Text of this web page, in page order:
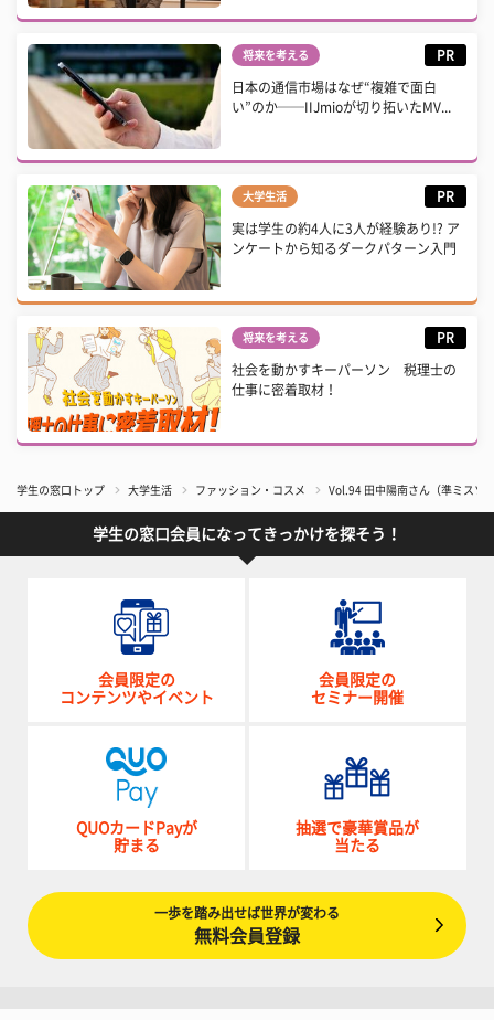
将来を考える PR
日本の通信市場はなぜ“複雑で面白
い”のか──IIJmioが切り拓いたMV...
大学生活 PR
実は学生の約4人に3人が経験あり!? ア
ンケートから知るダークパターン入門
将来を考える PR
社会を動かすキーパーソン 税理士の
仕事に密着取材！
学生の窓口トップ 大学生活 ファッション・コスメ Vol.94 田中陽南さん（準ミスソ
学生の窓口会員になってきっかけを探そう！
会員限定の
コンテンツやイベント
会員限定の
セミナー開催
QUOカードPayが
貯まる
抽選で豪華賞品が
当たる
一歩を踏み出せば世界が変わる
無料会員登録